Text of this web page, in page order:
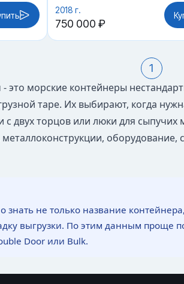
2018 г.
750 000 ₽
1
- это морские контейнеры
таре. Их выбирают, когда
с двух торцов или люки для
металлоконструкции,
знать не только название
выгрузки. По этим данным проще
Door или Bulk.